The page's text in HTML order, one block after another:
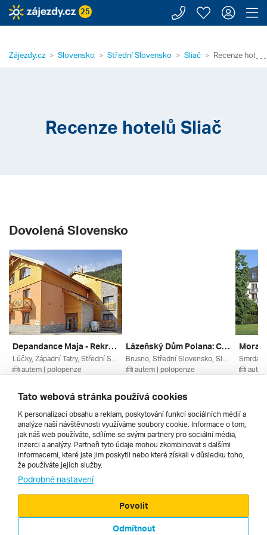
25 Zavolejte
Moje
⋯
Zájezdy.cz Slovensko Střední Slovensko Sliač Recenze
Recenze hotelů Sliač
Dovolená Slovensko
Depandance Maja - Rekreační Pobyt ***
autem | polopenze
6 390 Kč
Lázeňský Dům Polana: Caracalla Sauna Pobyt Od Min. 2 Nocí ****
autem | polopenze
7 320 Kč
Všechny
Cestopisy
Tato webová stránka používá cookies
K personalizaci obsahu a reklam, poskytování funkcí sociálních médií a
analýze naší návštěvnosti využíváme soubory cookie. Informace o tom,
jak náš web používáte, sdílíme se svými partnery pro sociální média,
inzerci a analýzy. Partneři tyto údaje mohou zkombinovat s dalšími
informacemi, které jste jim poskytli nebo které získali v důsledku toho,
že používáte jejich služby.
Podrobné nastavení
Odmítnout
Povolit